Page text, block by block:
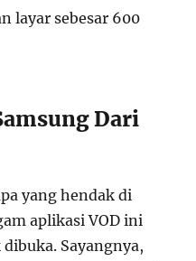
layar sebesar 600
Dari
yang hendak di
aplikasi VOD ini
Sayangnya,